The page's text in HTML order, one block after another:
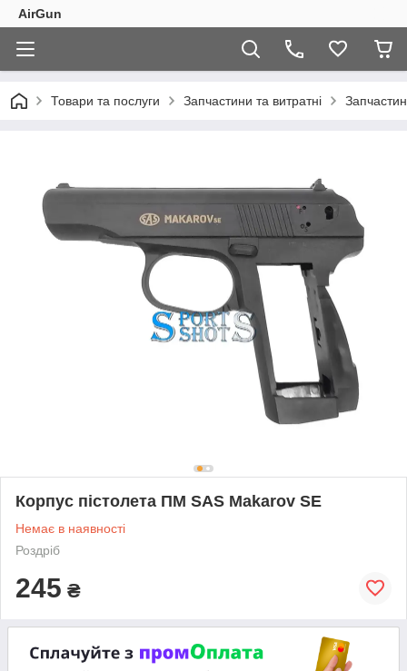
AirGun
Товари та послуги Запчастини та витратні
Корпус пістолета ПМ SAS Makarov SE
Немає в наявності
Роздріб
245 ₴